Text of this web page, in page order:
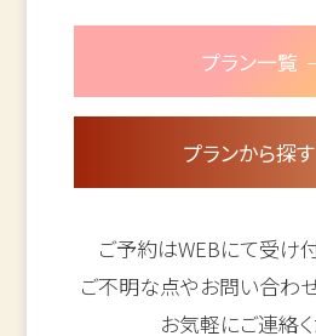
プラン一覧
プランから探す
ご予約はWEBにて受け
ご不明な点やお問い合わ
お気軽にご連絡く